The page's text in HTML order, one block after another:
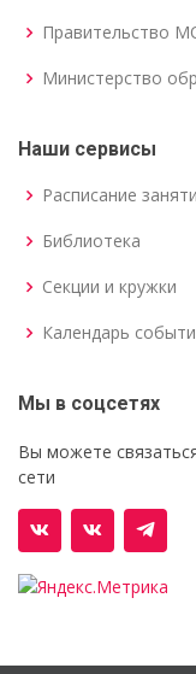
Правительство
Министерство
Наши сервисы
Расписание
Библиотека
Секции и кружки
Календарь
Мы в соцсетях
Вы можете
сети